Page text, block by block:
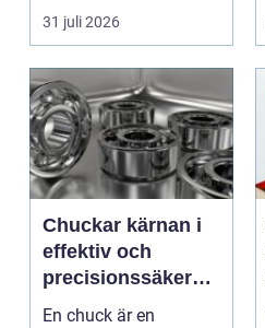
upp uttag. I
Stockholms s...
31 juli 2026
Chuckar kärnan i
effektiv och
precisionssäker
uppspänning
En chuck är en